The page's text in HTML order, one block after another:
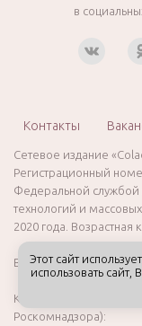
в
Контакты
Сетевое издание
Регистрационный
Федеральной
технологий и
2020 года. Возрастная
Время работы
Контактные данные
Роскомнадзора):
Этот сайт
использовать сайт,